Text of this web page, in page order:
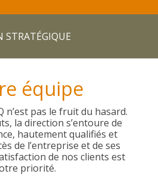
STRATÉGIQUE
équipe
n’est pas le fruit du hasard.
la direction s’entoure de
hautement qualifiés et
de l’entreprise et de ses
de nos clients est
priorité.